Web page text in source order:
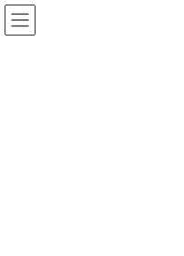
コ
ン
ナ
ビ